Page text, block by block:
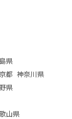
県
都 神奈川県
県
山県